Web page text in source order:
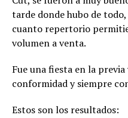
tarde donde hubo de
cuanto repertorio
volumen a venta.
Fue una fiesta en la
conformidad y siempre
Estos son los resultados: